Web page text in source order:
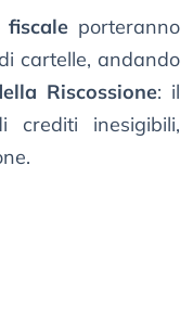
fiscale porteranno
cartelle, andando
Riscossione: il
crediti inesigibili,